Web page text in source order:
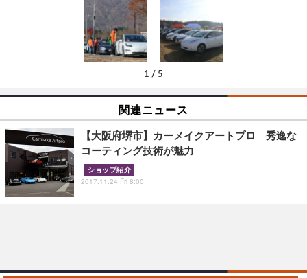
1 / 5
関連ニュース
【大阪府堺市】カーメイクアートプロ 秀逸な
コーティング技術が魅力
ショップ紹介
2017.11.24 Fri 8:00